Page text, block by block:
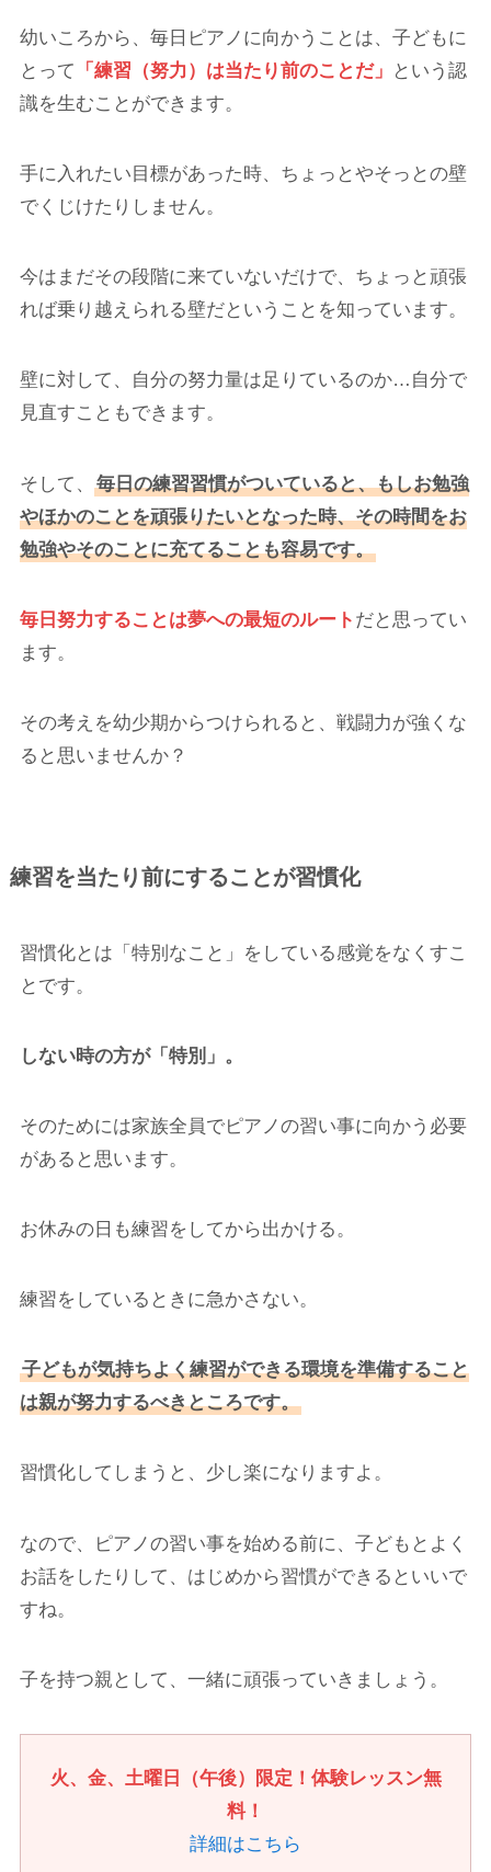
幼いころから、毎日ピアノに向かうことは、子どもに
とって
「練習（努力）は当たり前のことだ」
という認
識を生むことができます。
手に入れたい目標があった時、ちょっとやそっとの壁
でくじけたりしません。
今はまだその段階に来ていないだけで、ちょっと頑張
れば乗り越えられる壁だということを知っています。
壁に対して、自分の努力量は足りているのか…自分で
見直すこともできます。
そして、
毎日の練習習慣がついていると、もしお勉強
やほかのことを頑張りたいとなった時、その時間をお
勉強やそのことに充てることも容易です。
毎日努力することは夢への最短のルート だと思ってい
ます。
その考えを幼少期からつけられると、戦闘力が強くな
ると思いませんか？
練習を当たり前にすることが習慣化
習慣化とは「特別なこと」をしている感覚をなくすこ
とです。
しない時の方が「特別」。
そのためには家族全員でピアノの習い事に向かう必要
があると思います。
お休みの日も練習をしてから出かける。
練習をしているときに急かさない。
子どもが気持ちよく練習ができる環境を準備すること
は親が努力するべきところです。
習慣化してしまうと、少し楽になりますよ。
なので、ピアノの習い事を始める前に、子どもとよく
お話をしたりして、はじめから習慣ができるといいで
すね。
子を持つ親として、一緒に頑張っていきましょう。
火、金、土曜日（午後）限定！体験レッスン無
料！
詳細はこちら